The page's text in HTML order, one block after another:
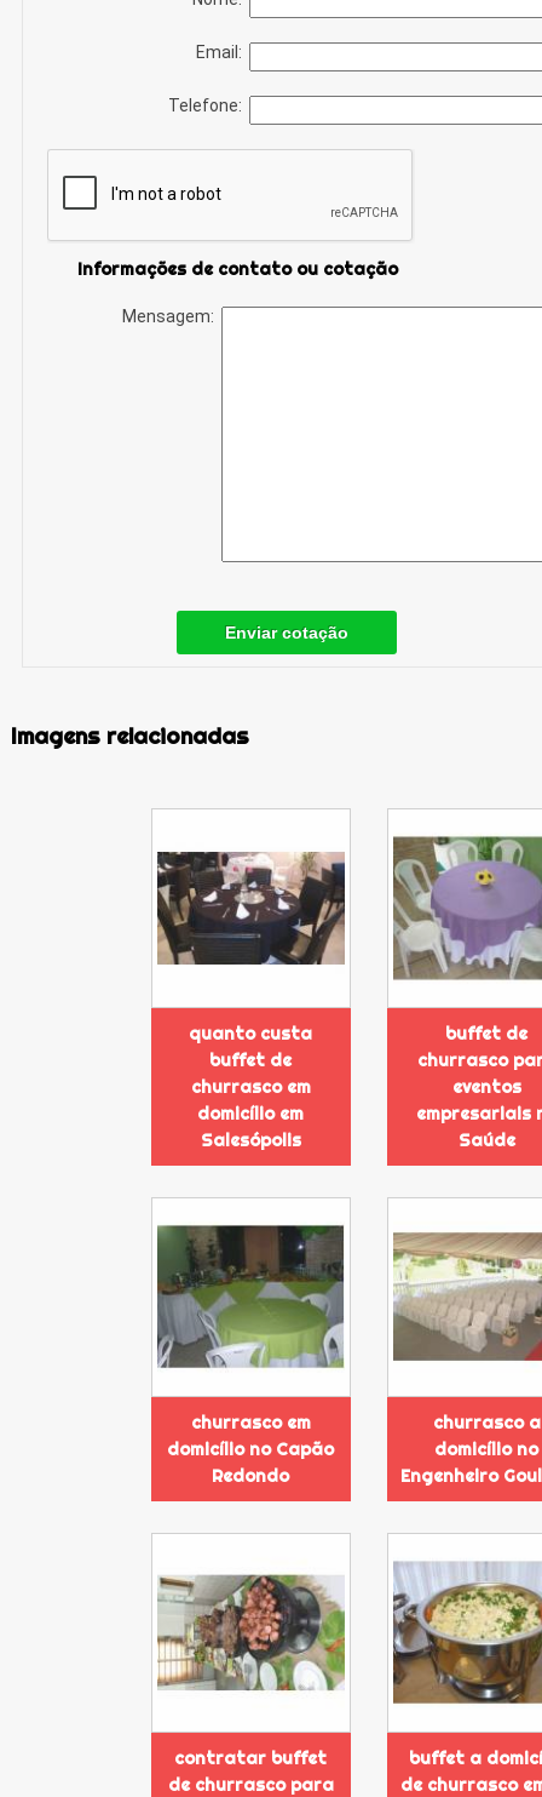
Email:
Telefone:
Informações de contato ou cotação
Mensagem:
Enviar cotação
Imagens relacionadas
quanto custa
buffet de
churrasco em
domicílio em
Salesópolis
buffet de
churrasco
eventos
empresariais
Saúde
churrasco em
domicílio no Capão
Redondo
churrasco a
domicílio no
Engenheiro
contratar buffet
de churrasco para
buffet a
de churrasco